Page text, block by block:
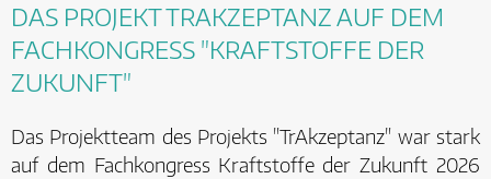
DAS PROJEKT TRAKZEPTANZ AUF DEM
FACHKONGRESS "KRAFTSTOFFE DER
ZUKUNFT"
Das Projektteam des Projekts "TrAkzeptanz" war stark
auf dem Fachkongress Kraftstoffe der Zukunft 2026